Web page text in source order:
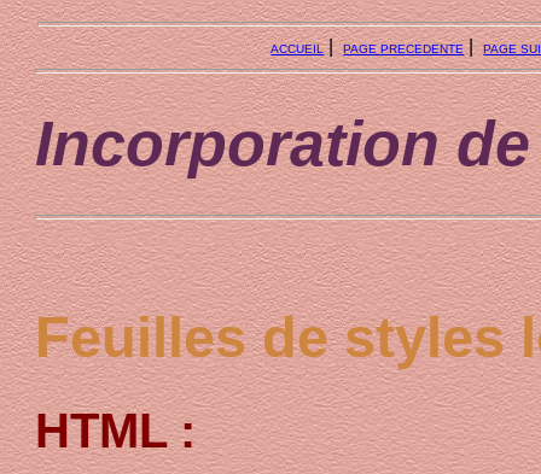
ACCUEIL|PAGE PRECEDENTE |PAGE
Incorporation
Feuilles de styles
HTML :